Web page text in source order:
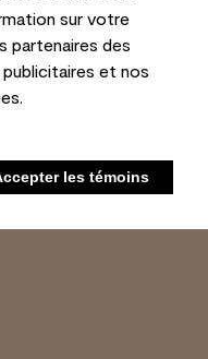
sur votre
partenaires des
et nos
les témoins
d’achats